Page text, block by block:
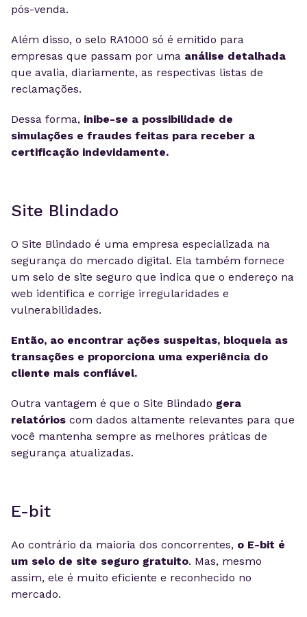
pós-venda.
Além disso, o selo RA1000 só é emitido para
empresas que passam por uma análise detalhada
que avalia, diariamente, as respectivas listas de
reclamações.
Dessa forma, inibe-se a possibilidade de
simulações e fraudes feitas para receber a
certificação indevidamente.
Site Blindado
O Site Blindado é uma empresa especializada na
segurança do mercado digital. Ela também fornece
um selo de site seguro que indica que o endereço na
web identifica e corrige irregularidades e
vulnerabilidades.
Então, ao encontrar ações suspeitas, bloqueia as
transações e proporciona uma experiência do
cliente mais confiável.
Outra vantagem é que o Site Blindado gera
relatórios com dados altamente relevantes para que
você mantenha sempre as melhores práticas de
segurança atualizadas.
E-bit
Ao contrário da maioria dos concorrentes, o E-bit é
um selo de site seguro gratuito. Mas, mesmo
assim, ele é muito eficiente e reconhecido no
mercado.